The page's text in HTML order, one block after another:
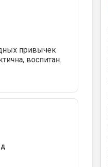
привычек
воспитан.